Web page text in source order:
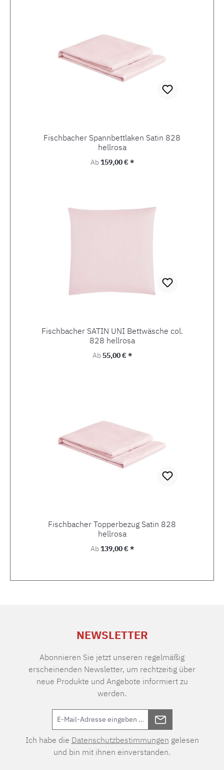
Fischbacher Spannbettlaken Satin 828
hellrosa
Regulärer Preis:
Ab159,00 € *
Fischbacher SATIN UNI Bettwäsche col.
828 hellrosa
Regulärer Preis:
Ab 55,00 € *
Fischbacher Topperbezug Satin 828
hellrosa
Regulärer Preis:
Ab139,00 € *
NEWSLETTER
Abonnieren Sie jetzt unseren regelmäßig
erscheinenden Newsletter, um rechtzeitig über
neue Produkte und Angebote informiert zu
werden.
Ich habe die Datenschutzbestimmungen gelesen
und bin mit ihnen einverstanden.